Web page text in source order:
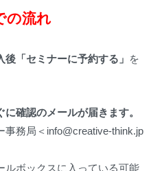
の流れ
「セミナーに予約する」 を
確認のメールが届きます。
務局＜info@creative-think.jp
ボックスに入っている可能